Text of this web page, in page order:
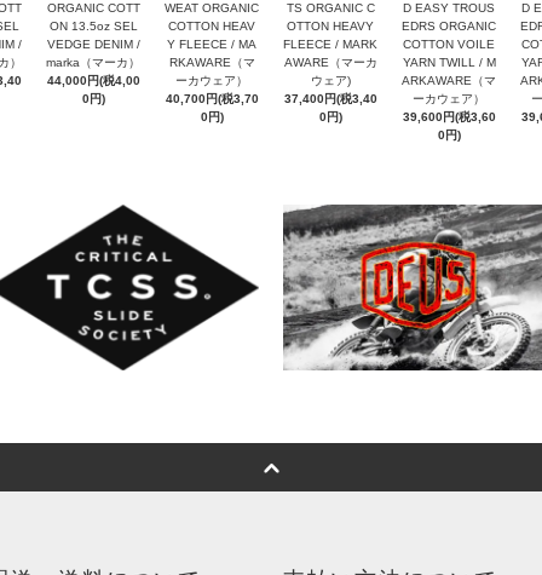
/
）
ORGANIC COTT
ON 13.5oz SEL
VEDGE DENIM /
marka（マーカ）
44,000円(税4,00
0円)
WEAT ORGANIC
COTTON HEAV
Y FLEECE / MA
RKAWARE（マ
ーカウェア）
40,700円(税3,70
0円)
TS ORGANIC C
OTTON HEAVY
FLEECE / MARK
AWARE（マーカ
ウェア)
37,400円(税3,40
0円)
D EASY TROUS
EDRS ORGANIC
COTTON VOILE
YARN TWILL / M
ARKAWARE（マ
ーカウェア）
39,600円(税3,60
0円)
D